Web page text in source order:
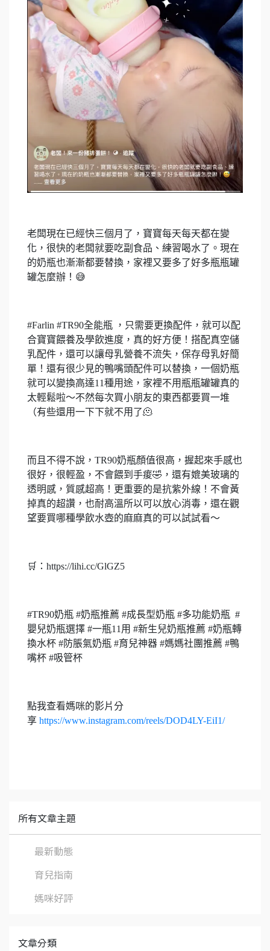
老闆現在已經快三個月了，寶寶每天每天都在變
化，很快的老闆就要吃副食品、練習喝水了。現在
的奶瓶也漸漸都要替換，家裡又要多了好多瓶瓶罐
罐怎麼辦！😅
#Farlin #TR90全能瓶 ，只需要更換配件，就可以配
合寶寶餵養及學飲進度，真的好方便！搭配真空儲
乳配件，還可以讓母乳營養不流失，保存母乳好簡
單！還有很少見的鴨嘴頭配件可以替換，一個奶瓶
就可以變換高達11種用途，家裡不用瓶瓶罐罐真的
太輕鬆啦～不然每次買小朋友的東西都要買一堆
（有些還用一下下就不用了🫠
而且不得不說，TR90奶瓶顏值很高，握起來手感也
很好，很輕盈，不會餵到手痠🤣，還有媲美玻璃的
透明感，質感超高！更重要的是抗紫外線！不會黃
掉真的超讚，也耐高溫所以可以放心消毒，還在觀
望要買哪種學飲水壺的麻麻真的可以試試看～
🛒：https://lihi.cc/GlGZ5
#TR90奶瓶 #奶瓶推薦 #成長型奶瓶 #多功能奶瓶 #
嬰兒奶瓶選擇 #一瓶11用 #新生兒奶瓶推薦 #奶瓶轉
換水杯 #防脹氣奶瓶 #育兒神器 #媽媽社團推薦 #鴨
嘴杯 #吸管杯
點我查看媽咪的影片分
享 https://www.instagram.com/reels/DOD4LY-EiI1/
所有文章主題
最新動態
育兒指南
媽咪好評
文章分類